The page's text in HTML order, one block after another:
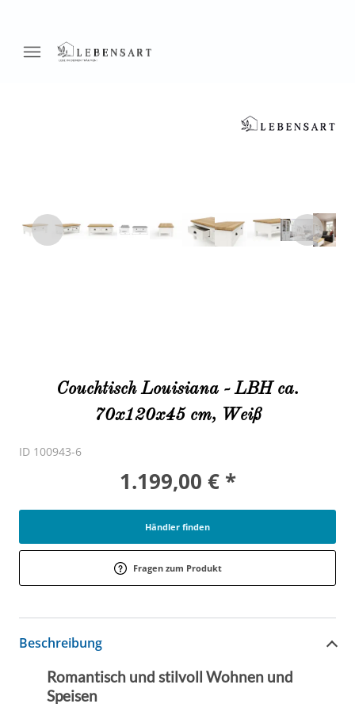
Couchtisch Louisiana - LBH ca.
70x120x45 cm, Weiß
ID 100943-6
1.199,00 € *
Händler finden
Fragen zum Produkt
Beschreibung
Romantisch und stilvoll Wohnen und
Speisen